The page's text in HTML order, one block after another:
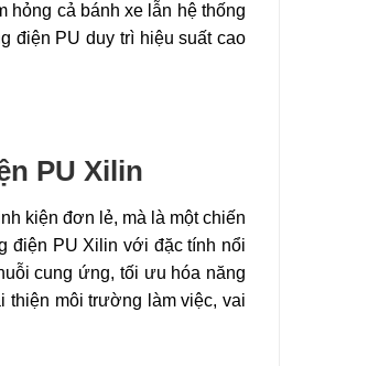
hỏng cả bánh xe lẫn hệ thống
điện PU duy trì hiệu suất cao
PU Xilin
kiện đơn lẻ, mà là một chiến
điện PU Xilin với đặc tính nổi
cung ứng, tối ưu hóa năng
thiện môi trường làm việc, vai